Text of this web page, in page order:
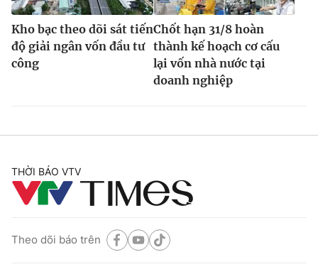
Kho bạc theo dõi sát tiến
độ giải ngân vốn đầu tư
công
Chốt hạn 31/8 hoàn
thành kế hoạch cơ cấu
lại vốn nhà nước tại
doanh nghiệp
THỜI BÁO VTV
Theo dõi báo trên